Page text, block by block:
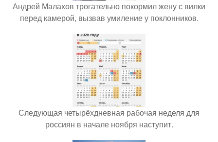
Андрей Малахов трогательно покормил жену с вилки
перед камерой, вызвав умиление у поклонников.
Следующая четырёхдневная рабочая неделя для
россиян в начале ноября наступит.